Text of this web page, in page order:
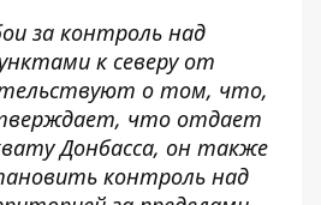
за контроль над
к северу от
о том, что,
что отдает
Донбасса, он также
контроль над